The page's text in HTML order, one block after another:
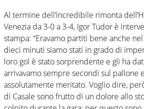
Al termine dell’incredibile rimonta
Venezia da 3-0 a 3-4, Igor Tudor è
stampa: “Eravamo partiti bene anche
dieci minuti siamo stati in grado di
loro gol è stato sorprendente e gli ha
arrivavamo sempre secondi sul pallone
assolutamente meritato. Voglio dire,
di Casale sono frutto di un dolore allo